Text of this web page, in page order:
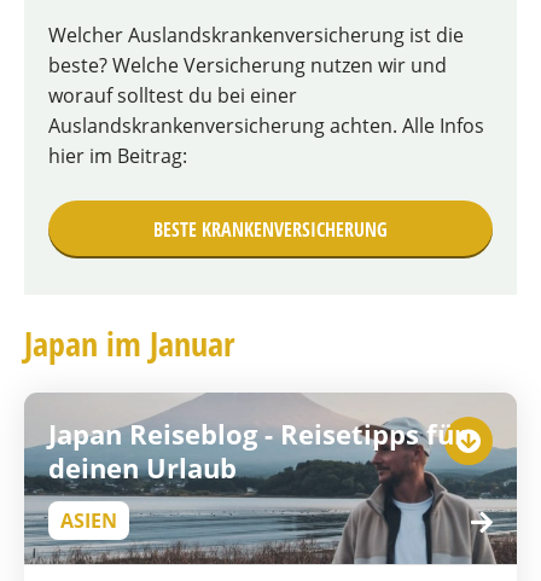
Welcher Auslandskrankenversicherung ist die
beste? Welche Versicherung nutzen wir und
worauf solltest du bei einer
Auslandskrankenversicherung achten. Alle Infos
hier im Beitrag:
BESTE KRANKENVERSICHERUNG
Japan im Januar
Japan Reiseblog - Reisetipps für
deinen Urlaub
ASIEN